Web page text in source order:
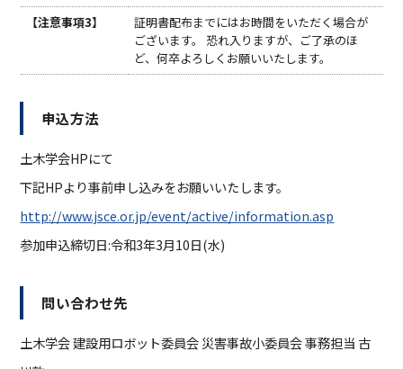
【注意事項3】
証明書配布までにはお時間をいただく場合が
ございます。 恐れ⼊りますが、ご了承のほ
ど、何卒よろしくお願いいたします。
申込方法
土木学会HPにて
下記HPより事前申し込みをお願いいたします。
http://www.jsce.or.jp/event/active/information.asp
参加申込締切日:令和3年3月10日(水)
問い合わせ先
土木学会 建設用ロボット委員会 災害事故小委員会 事務担当 古